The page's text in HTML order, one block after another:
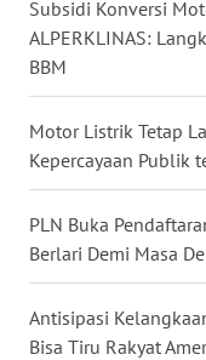
Subsidi Konversi
ALPERKLINAS:
BBM
Motor Listrik Tetap
Kepercayaan Publik
PLN Buka
Berlari Demi Masa
Antisipasi
Bisa Tiru Rakyat
WN
WN
PADANG
LAWAS